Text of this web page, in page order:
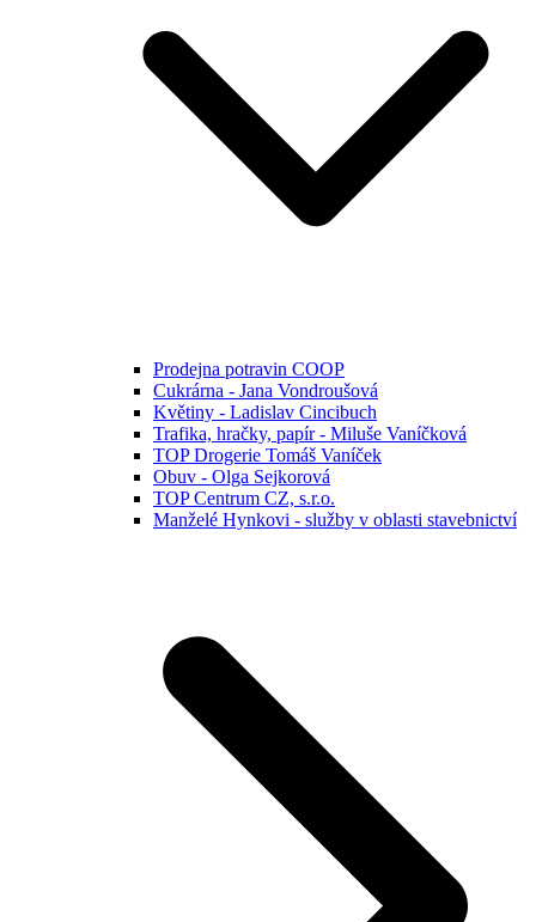
Prodejna potravin COOP
Cukrárna - Jana Vondroušová
Květiny - Ladislav Cincibuch
Trafika, hračky, papír - Miluše Vaníčková
TOP Drogerie Tomáš Vaníček
Obuv - Olga Sejkorová
TOP Centrum CZ, s.r.o.
Manželé Hynkovi - služby v oblasti stavebnictví